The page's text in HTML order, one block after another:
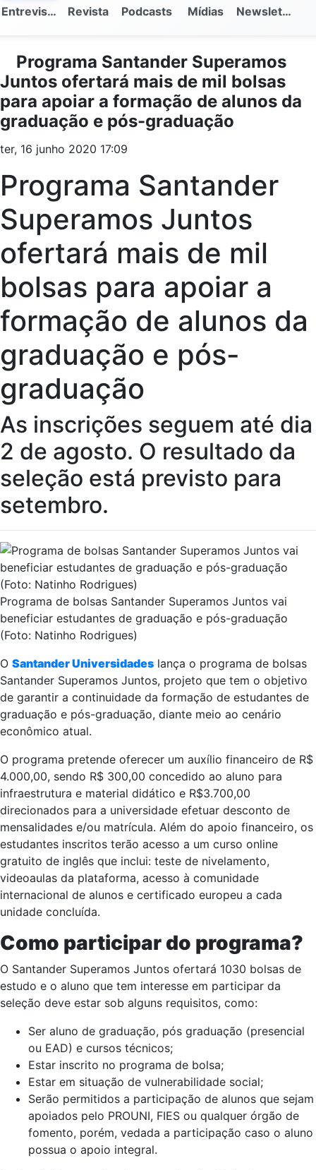
Entrevistas Revista Podcasts Mídias Newsletter
Programa Santander Superamos
Juntos ofertará mais de mil bolsas
para apoiar a formação de alunos da
graduação e pós-graduação
ter, 16 junho 2020 17:09
Programa Santander
Superamos Juntos
ofertará mais de mil
bolsas para apoiar a
formação de alunos da
graduação e pós-
graduação
As inscrições seguem até dia
2 de agosto. O resultado da
seleção está previsto para
setembro.
Programa de bolsas Santander Superamos Juntos vai
beneficiar estudantes de graduação e pós-graduação
(Foto: Natinho Rodrigues)
O Santander Universidades lança o programa de bolsas
Santander Superamos Juntos, projeto que tem o objetivo
de garantir a continuidade da formação de estudantes de
graduação e pós-graduação, diante meio ao cenário
econômico atual.
O programa pretende oferecer um auxílio financeiro de R$
4.000,00, sendo R$ 300,00 concedido ao aluno para
infraestrutura e material didático e R$3.700,00
direcionados para a universidade efetuar desconto de
mensalidades e/ou matrícula. Além do apoio financeiro, os
estudantes inscritos terão acesso a um curso online
gratuito de inglês que inclui: teste de nivelamento,
videoaulas da plataforma, acesso à comunidade
internacional de alunos e certificado europeu a cada
unidade concluída.
Como participar do programa?
O Santander Superamos Juntos ofertará 1030 bolsas de
estudo e o aluno que tem interesse em participar da
seleção deve estar sob alguns requisitos, como:
Ser aluno de graduação, pós graduação (presencial
ou EAD) e cursos técnicos;
Estar inscrito no programa de bolsa;
Estar em situação de vulnerabilidade social;
Serão permitidos a participação de alunos que sejam
apoiados pelo PROUNI, FIES ou qualquer órgão de
fomento, porém, vedada a participação caso o aluno
possua o apoio integral.